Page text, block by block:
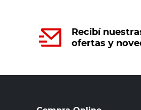
Recibí
ofertas y